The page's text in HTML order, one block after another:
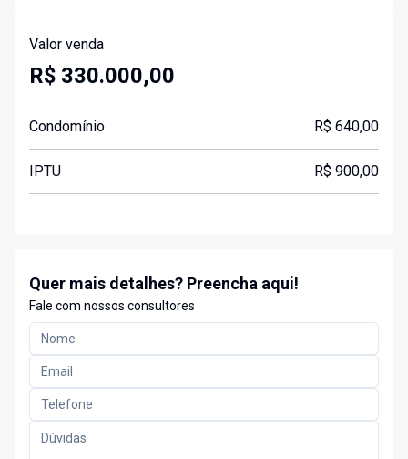
Valor venda
R$ 330.000,00
Condomínio R$ 640,00
IPTU R$ 900,00
Quer mais detalhes? Preencha aqui!
Fale com nossos consultores